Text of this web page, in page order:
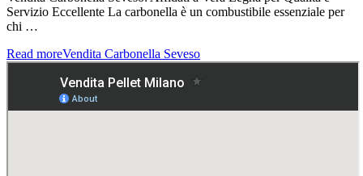
Servizio Eccellente La carbonella è un combustibile essenziale per
chi …
Read moreVendita Carbonella Seveso